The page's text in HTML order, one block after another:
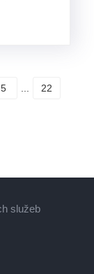
se......
5
22
služeb